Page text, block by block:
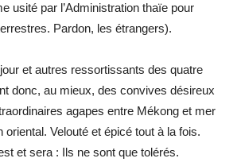
usité par l’Administration thaïe pour
Pardon, les étrangers).
et autres ressortissants des quatre
donc, au mieux, des convives désireux
agapes entre Mékong et mer
oriental. Velouté et épicé tout à la fois.
et sera : Ils ne sont que tolérés.